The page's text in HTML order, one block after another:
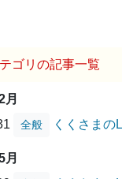
ゴリの記事一覧
月
全般 くくさまの
月